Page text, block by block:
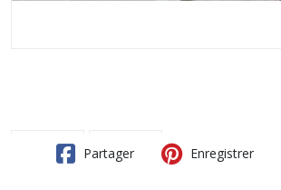
Partager Enregistrer